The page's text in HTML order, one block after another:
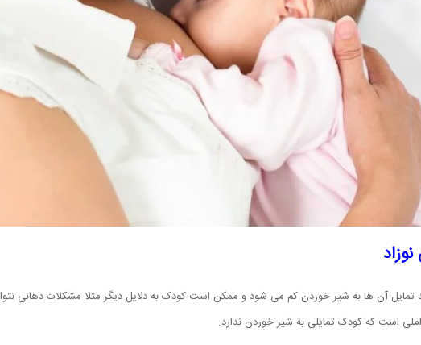
تمایل آن ها به شیر خوردن کم می شود و ممکن است کودک به دلایل دیگر مثلا مشکلات دهانی
است که کودک تمایلی به شیر خوردن ندارد.